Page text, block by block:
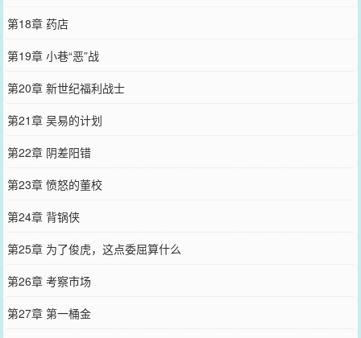
第18章 药店
第19章 小巷“恶”战
第20章 新世纪福利战士
第21章 吴易的计划
第22章 阴差阳错
第23章 愤怒的董校
第24章 背锅侠
第25章 为了俊虎，这点委屈算什么
第26章 考察市场
第27章 第一桶金